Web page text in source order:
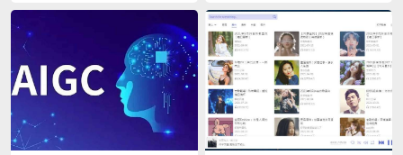
建筑，使用相机捕捉...